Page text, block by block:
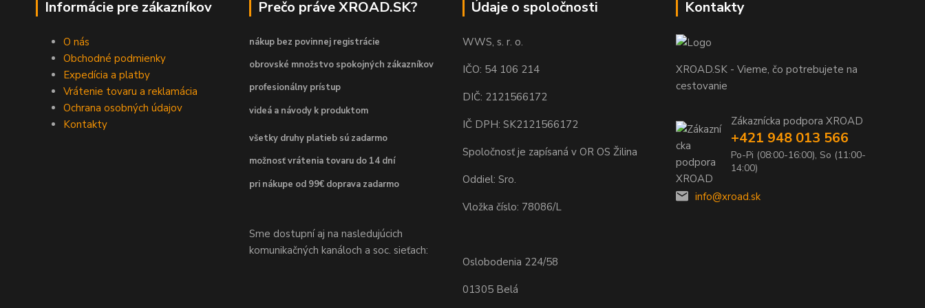
Informácie pre zákazníkov
O nás
Obchodné podmienky
Expedícia a platby
Vrátenie tovaru a reklamácia
Ochrana osobných údajov
Kontakty
Prečo práve XROAD.SK?
nákup bez povinnej registrácie
obrovské množstvo spokojných zákazníkov
profesionálny prístup
videá a návody k produktom
všetky druhy platieb sú zadarmo
možnosť vrátenia tovaru do 14 dní
pri nákupe od 99€ doprava zadarmo
Sme dostupní aj na nasledujúcich
komunikačných kanáloch a soc. sieťach:
Údaje o spoločnosti
WWS, s. r. o.
IČO: 54 106 214
DIČ: 2121566172
IČ DPH: SK2121566172
Spoločnosť je zapísaná v OR OS Žilina
Oddiel: Sro.
Vložka číslo: 78086/L
Oslobodenia 224/58
01305 Belá
Kontakty
XROAD.SK - Vieme, čo potrebujete na
cestovanie
Zákaznícka podpora XROAD
+421 948 013 566
Po-Pi (08:00-16:00), So (11:00-
14:00)
info@xroad.sk